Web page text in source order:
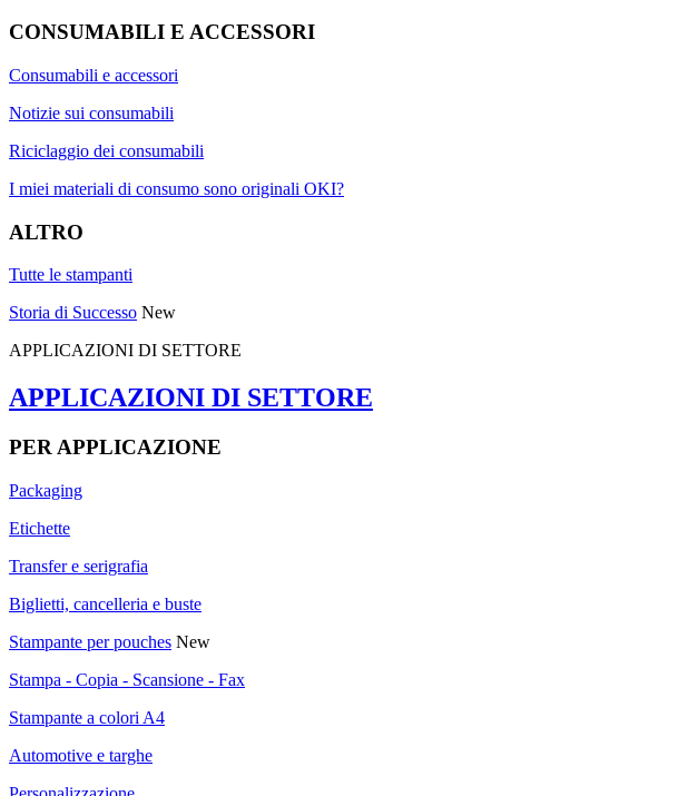
CONSUMABILI E ACCESSORI
Consumabili e accessori
Notizie sui consumabili
Riciclaggio dei consumabili
I miei materiali di consumo sono originali OKI?
ALTRO
Tutte le stampanti
Storia di Successo New
APPLICAZIONI DI SETTORE
APPLICAZIONI DI SETTORE
PER APPLICAZIONE
Packaging
Etichette
Transfer e serigrafia
Biglietti, cancelleria e buste
Stampante per pouches New
Stampa - Copia - Scansione - Fax
Stampante a colori A4
Automotive e targhe